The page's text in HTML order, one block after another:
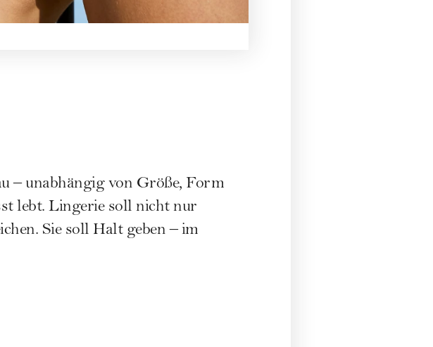
– unabhängig von Größe, Form
lebt. Lingerie soll nicht nur
Sie soll Halt geben – im